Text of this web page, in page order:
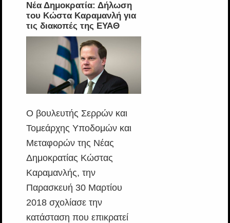
Νέα Δημοκρατία: Δήλωση
του Κώστα Καραμανλή για
τις διακοπές της ΕΥΑΘ
Ο βουλευτής Σερρών και
Τομεάρχης Υποδομών και
Μεταφορών της Νέας
Δημοκρατίας Κώστας
Καραμανλής, την
Παρασκευή 30 Μαρτίου
2018 σχολίασε την
κατάσταση που επικρατεί